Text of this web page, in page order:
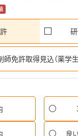
師免許取得見込（薬学生
良